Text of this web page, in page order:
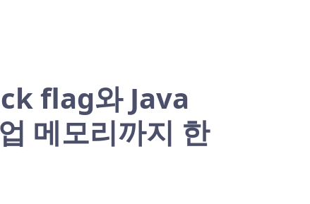
flag와 Java
메모리까지 한